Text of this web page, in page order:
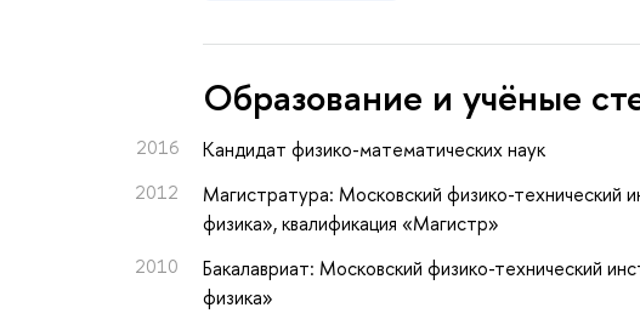
Oбразование и учёные
2016 Кандидат физико-математических наук
2012
Магистратура: Московский физико-технический
физика», квалификация «Магистр»
2010
Бакалавриат: Московский физико-технический
физика»